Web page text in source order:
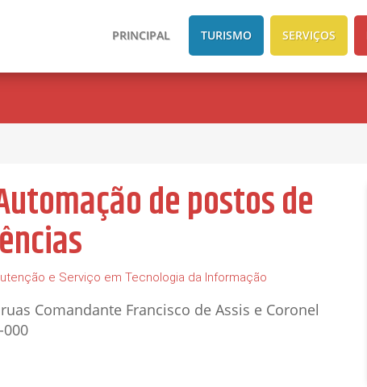
PRINCIPAL TURISMO SERVIÇOS
de postos de
e Serviço em Tecnologia da Informação
Comandante Francisco de Assis e Coronel
000